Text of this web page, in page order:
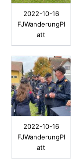
2022-10-16
FJWanderungPl
att
2022-10-16
FJWanderungPl
att